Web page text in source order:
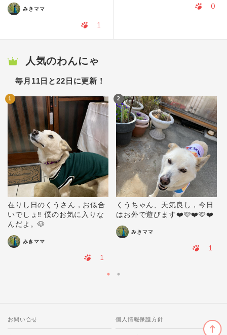
みきママ
1
0
人気のわんにゃ
毎月11日と22日に更新！
1
在りし日のくうさん，お似合
いでしょ‼️ 僕のお気に入りな
んだよ。🐶
みきママ
1
2
くうちゃん、天気良し，今日
はお外で遊びます❤️🩷❤️🩷❤️
みきママ
1
お問い合せ 個人情報保護方針